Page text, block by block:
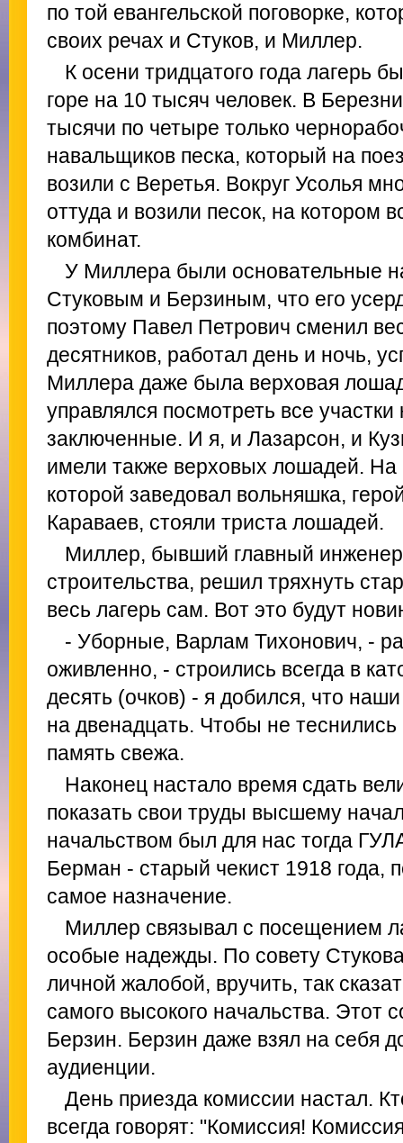
по той евангельской поговорке,
своих речах и Стуков, и Миллер.
К осени тридцатого года лагерь
горе на 10 тысяч человек. В
тысячи по четыре только
навальщиков песка, который на
возили с Веретья. Вокруг Усолья
оттуда и возили песок, на котором
комбинат.
У Миллера были основательные
Стуковым и Берзиным, что его
поэтому Павел Петрович сменил
десятников, работал день и ночь,
Миллера даже была верховая
управлялся посмотреть все
заключенные. И я, и Лазарсон, и
имели также верховых лошадей.
которой заведовал вольняшка,
Караваев, стояли триста лошадей.
Миллер, бывший главный
строительства, решил тряхнуть
весь лагерь сам. Вот это будут
- Уборные, Варлам Тихонович, -
оживленно, - строились всегда в
десять (очков) - я добился, что
на двенадцать. Чтобы не
память свежа.
Наконец настало время сдать
показать свои труды высшему
начальством был для нас тогда
Берман - старый чекист 1918 года,
самое назначение.
Миллер связывал с посещением
особые надежды. По совету
личной жалобой, вручить, так
самого высокого начальства. Этот
Берзин. Берзин даже взял на себя
аудиенции.
День приезда комиссии настал.
всегда говорят: "Комиссия!